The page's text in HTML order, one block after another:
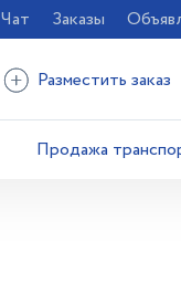
Чат Заказы
Разместить заказ
Продажа